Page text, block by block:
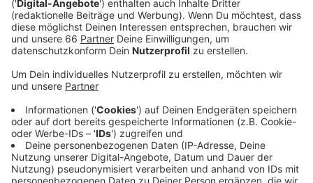
Veröffentlicht:Freitag, 04.11.2022 06:42
Anzeige
auch weniger schwere Covid-19-Verläufe erfasst.
Zudem zeige sich auch bei der Viruslast im Abwasser
ein fallender Trend. In den Krankenhäusern droht durch
Covid-19 ebenfalls keine Überlastung. Die Stadt